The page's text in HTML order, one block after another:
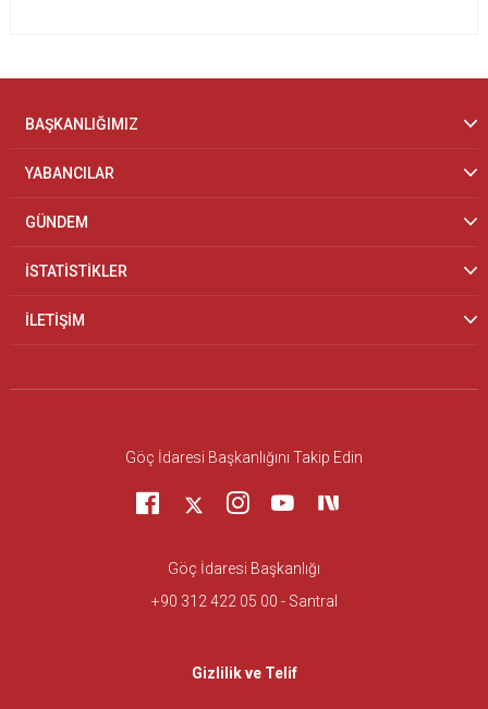
BAŞKANLIĞIMIZ
YABANCILAR
GÜNDEM
İSTATİSTİKLER
İLETİŞİM
Göç İdaresi Başkanlığını Takip Edin
Göç İdaresi Başkanlığı
+90 312 422 05 00 - Santral
Gizlilik ve Telif